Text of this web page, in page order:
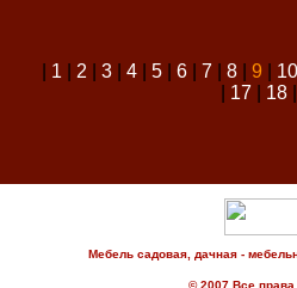
1 2 3| 4| 5| 6| 7| 8| 9 10
17| 18|
Мебель садовая, дачная -
© 2007 Все